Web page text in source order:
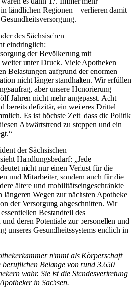
ländlichen Regionen – verlieren damit
des Sächsischen
eindringlich:
der Bevölkerung mit
unter Druck. Viele Apotheken
Belastungen aufgrund der enormen
nicht länger standhalten. Wir erfüllen
aber unsere Honorierung
Jahren nicht mehr angepasst. Acht
bereits defizitär, ein weiteres Drittel
Es ist höchste Zeit, dass die Politik
Abwärtstrend zu stoppen und ein
der Sächsischen
Handlungsbedarf: „Jede
nicht nur einen Verlust für die
und Mitarbeiter, sondern auch für die
ältere und mobilitätseingeschränkte
längeren Wegen zur nächsten Apotheke
der Versorgung abgeschnitten. Wir
Bestandteil des
und deren Potentiale zur personellen und
unseres Gesundheitssystems endlich in
nimmt als Körperschaft
beruflichen Belange von rund 3.650
wahr. Sie ist die Standesvertretung
in Sachsen.